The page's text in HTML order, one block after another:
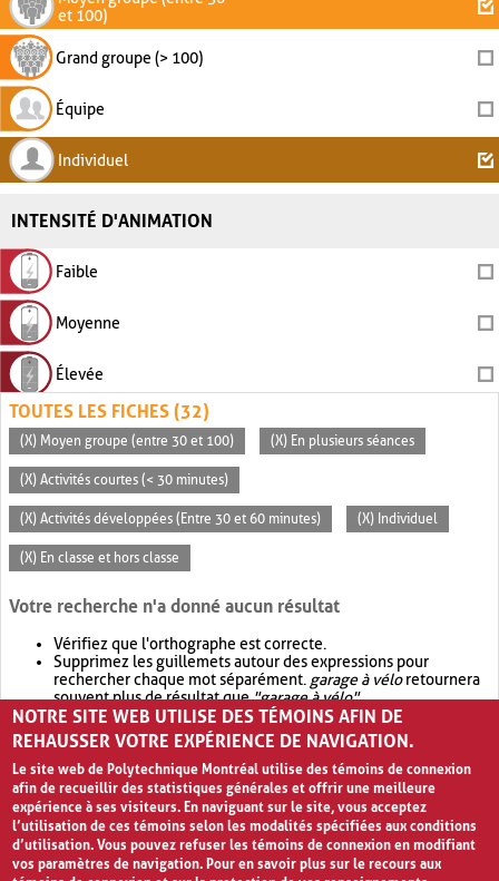
et 100)
Grand groupe (> 100)
Équipe
Individuel
INTENSITÉ D'ANIMATION
Faible
Moyenne
Élevée
TOUTES LES FICHES (32)
(X) Moyen groupe (entre 30 et 100) (X) En plusieurs séances
(X) Activités courtes (< 30 minutes)
(X) Activités développées (Entre 30 et 60 minutes) (X) Individuel
(X) En classe et hors classe
Votre recherche n'a donné aucun résultat
Vérifiez que l'orthographe est correcte.
Supprimez les guillemets autour des expressions pour
rechercher chaque mot séparément. garage à véloretournera
souvent plus de résultat que"garage à vélo".
Envisagez d'élargir votre recherche avec OR.garage OR vélo
retournera souvent plus de résultat quegarage à vélo
NOTRE SITE WEB UTILISE DES TÉMOINS AFIN DE
REHAUSSER VOTRE EXPÉRIENCE DE NAVIGATION.
Le site web de Polytechnique Montréal utilise des témoins de connexion
afin de recueillir des statistiques générales et offrir une meilleure
expérience à ses visiteurs. En naviguant sur le site, vous acceptez
l’utilisation de ces témoins selon les modalités spécifiées aux conditions
d’utilisation. Vous pouvez refuser les témoins de connexion en modifiant
vos paramètres de navigation. Pour en savoir plus sur le recours aux